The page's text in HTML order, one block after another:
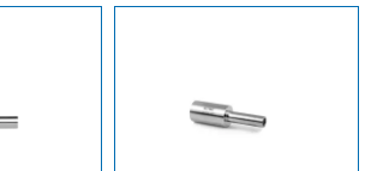
وSS 316L VIM-VAR